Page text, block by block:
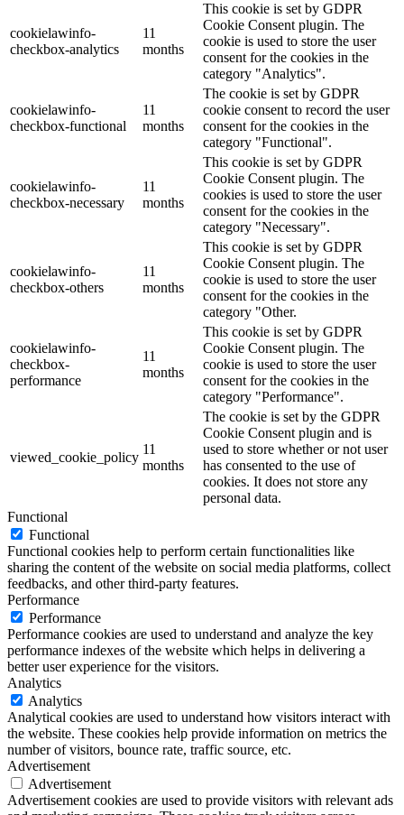
cookielawinfo-
checkbox-analytics
11
months
This cookie is set by GDPR
Cookie Consent plugin. The
cookie is used to store the user
consent for the cookies in the
category "Analytics".
cookielawinfo-
checkbox-functional
11
months
The cookie is set by GDPR
cookie consent to record the user
consent for the cookies in the
category "Functional".
cookielawinfo-
checkbox-necessary
11
months
This cookie is set by GDPR
Cookie Consent plugin. The
cookies is used to store the user
consent for the cookies in the
category "Necessary".
cookielawinfo-
checkbox-others
11
months
This cookie is set by GDPR
Cookie Consent plugin. The
cookie is used to store the user
consent for the cookies in the
category "Other.
cookielawinfo-
checkbox-
performance
11
months
This cookie is set by GDPR
Cookie Consent plugin. The
cookie is used to store the user
consent for the cookies in the
category "Performance".
viewed_cookie_policy
11
months
The cookie is set by the GDPR
Cookie Consent plugin and is
used to store whether or not user
has consented to the use of
cookies. It does not store any
personal data.
Functional
Functional
Functional cookies help to perform certain functionalities like
sharing the content of the website on social media platforms, collect
feedbacks, and other third-party features.
Performance
Performance
Performance cookies are used to understand and analyze the key
performance indexes of the website which helps in delivering a
better user experience for the visitors.
Analytics
Analytics
Analytical cookies are used to understand how visitors interact with
the website. These cookies help provide information on metrics the
number of visitors, bounce rate, traffic source, etc.
Advertisement
Advertisement
Advertisement cookies are used to provide visitors with relevant ads